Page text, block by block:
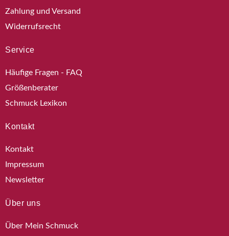
Zahlung und Versand
Widerrufsrecht
Service
Häufige Fragen - FAQ
Größenberater
Schmuck Lexikon
Kontakt
Kontakt
Impressum
Newsletter
Über uns
Über Mein Schmuck